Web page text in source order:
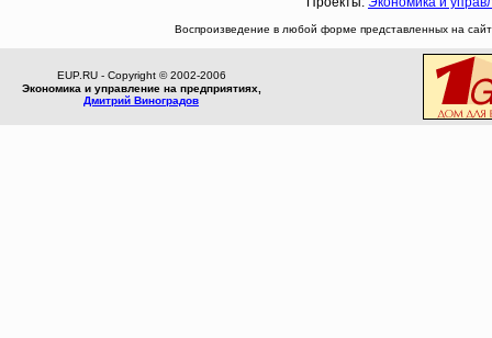
Воспроизведение в любой форме представленных на
EUP.RU - Copyright © 2002-2006
Экономика и управление на предприятиях,
Дмитрий Виноградов